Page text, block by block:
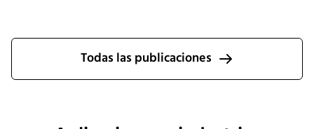
Todas las publicaciones